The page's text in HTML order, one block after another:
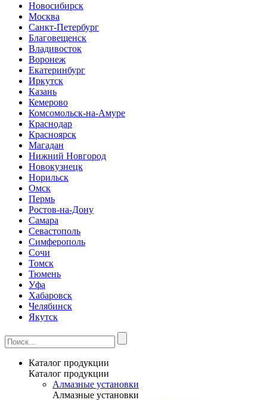
Новосибирск
Москва
Санкт-Петербург
Благовещенск
Владивосток
Воронеж
Екатеринбург
Иркутск
Казань
Кемерово
Комсомольск-на-Амуре
Краснодар
Красноярск
Магадан
Нижний Новгород
Новокузнецк
Норильск
Омск
Пермь
Ростов-на-Дону
Самара
Севастополь
Симферополь
Сочи
Томск
Тюмень
Уфа
Хабаровск
Челябинск
Якутск
Каталог продукции
Каталог продукции
Алмазные установки
Алмазные установки